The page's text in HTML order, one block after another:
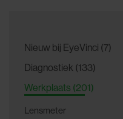
Nieuw bij EyeVinci (7)
Diagnostiek (133)
Werkplaats (201)
Lensmeter